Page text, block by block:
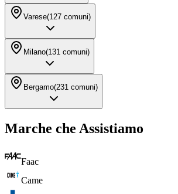
Varese(127 comuni)
Milano(131 comuni)
Bergamo(231 comuni)
Marche che Assistiamo
Faac
Came